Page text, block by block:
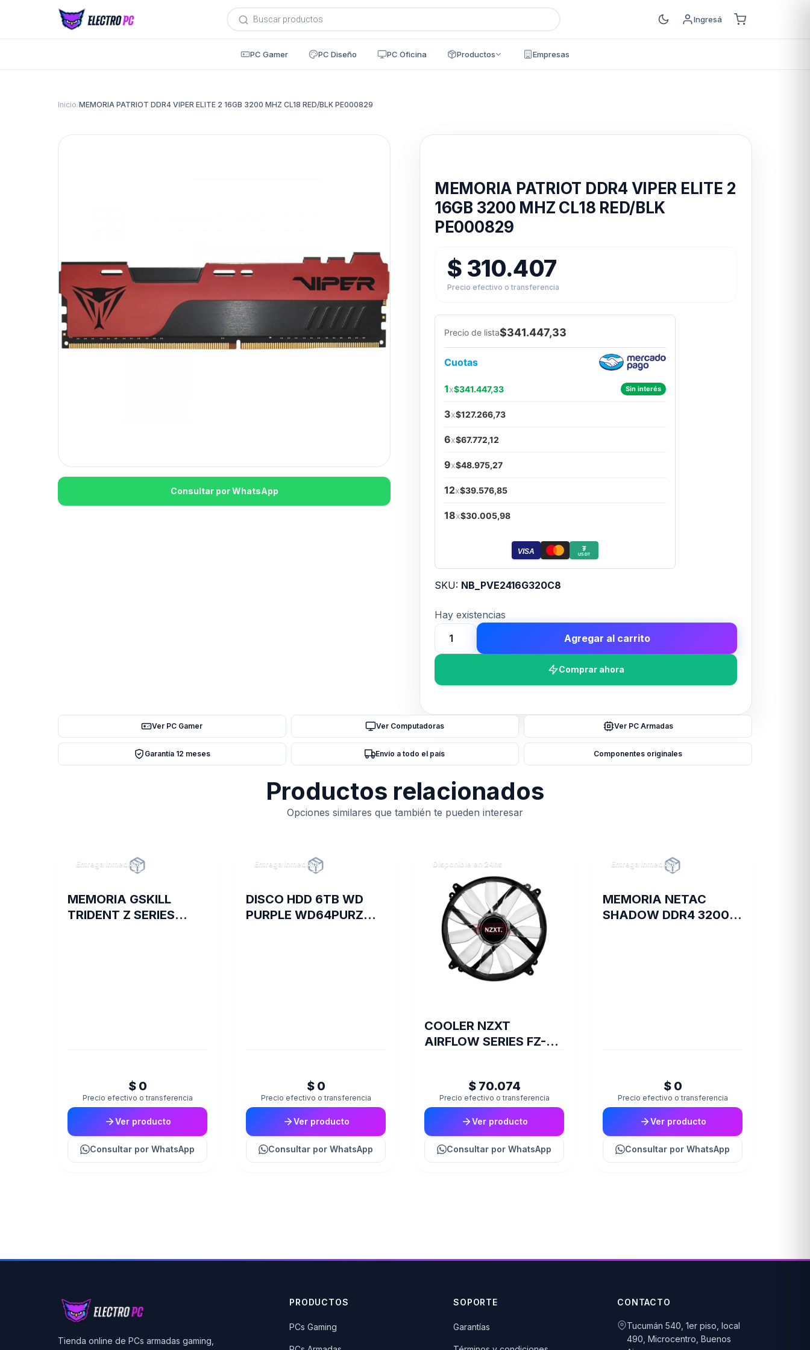
Búsqueda
de
productos
Ingresá
PC Gamer PC Diseño PC Oficina Productos Empresas
Inicio/MEMORIA PATRIOT DDR4 VIPER ELITE 2 16GB 3200 MHZ CL18 RED/BLK PE000829
Consultar por WhatsApp
MEMORIA PATRIOT DDR4 VIPER ELITE 2
16GB 3200 MHZ CL18 RED/BLK
PE000829
$ 310.407
Precio efectivo o transferencia
Precio de lista$341.447,33
Cuotas
1x$341.447,33 Sin interés
3x$127.266,73
6x$67.772,12
9x$48.975,27
12x$39.576,85
18x$30.005,98
VISA ₮
USDT
SKU: NB_PVE2416G320C8
Hay existencias
MEMORIA
PATRIOT
16GB
3200
MHZ
CL18
RED/BLK
PE000829
Agregar al carrito
Comprar ahora
Ver PC Gamer Ver Computadoras Ver PC Armadas
Garantía 12 meses Envío a todo el país Componentes originales
Productos relacionados
Opciones similares que también te pueden interesar
Entrega inmediata
MEMORIA GSKILL
TRIDENT Z SERIES
$ 0
Precio efectivo o transferencia
Ver producto
Consultar por WhatsApp
Entrega inmediata
DISCO HDD 6TB WD
PURPLE WD64PURZ
$ 0
Precio efectivo o transferencia
Ver producto
Consultar por WhatsApp
Disponible en 24hs
COOLER NZXT
AIRFLOW SERIES FZ-
$ 70.074
Precio efectivo o transferencia
Ver producto
Consultar por WhatsApp
Entrega inmediata
MEMORIA NETAC
SHADOW DDR4 3200 8
$ 0
Precio efectivo o transferencia
Ver producto
Consultar por WhatsApp
Tienda online de PCs armadas gaming,
PRODUCTOS
PCs Gaming
SOPORTE
Garantías
CONTACTO
Tucumán 540, 1er piso, local
490, Microcentro, Buenos